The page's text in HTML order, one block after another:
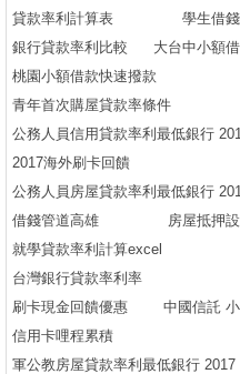
貸款率利計算表
學生借
銀行貸款率利比較
大台中小額
桃園小額借款快速撥款
青年首次購屋貸款率條件
公務人員信用貸款率利最低銀行
2017海外刷卡回饋
公務人員房屋貸款率利最低銀行
借錢管道高雄
房屋抵押
就學貸款率利計算excel
台灣銀行貸款率利率
刷卡現金回饋優惠
中國信託
信用卡哩程累積
軍公教房屋貸款率利最低銀行 2017